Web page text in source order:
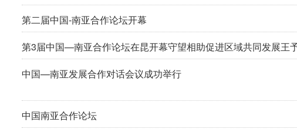
第二届中国-南亚合作论坛开幕
第3届中国—南亚合作论坛在昆开幕守望相助促进区域共同发展王
中国—南亚发展合作对话会议成功举行
中国南亚合作论坛